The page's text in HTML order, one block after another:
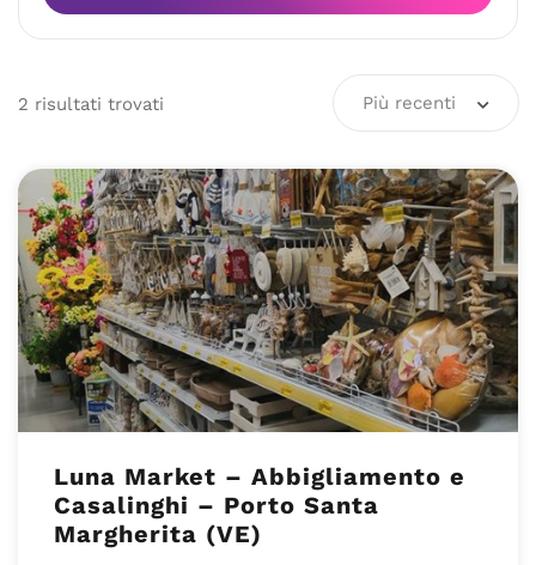
2 risultati trovati Più recenti
Luna Market – Abbigliamento e
Casalinghi – Porto Santa
Margherita (VE)